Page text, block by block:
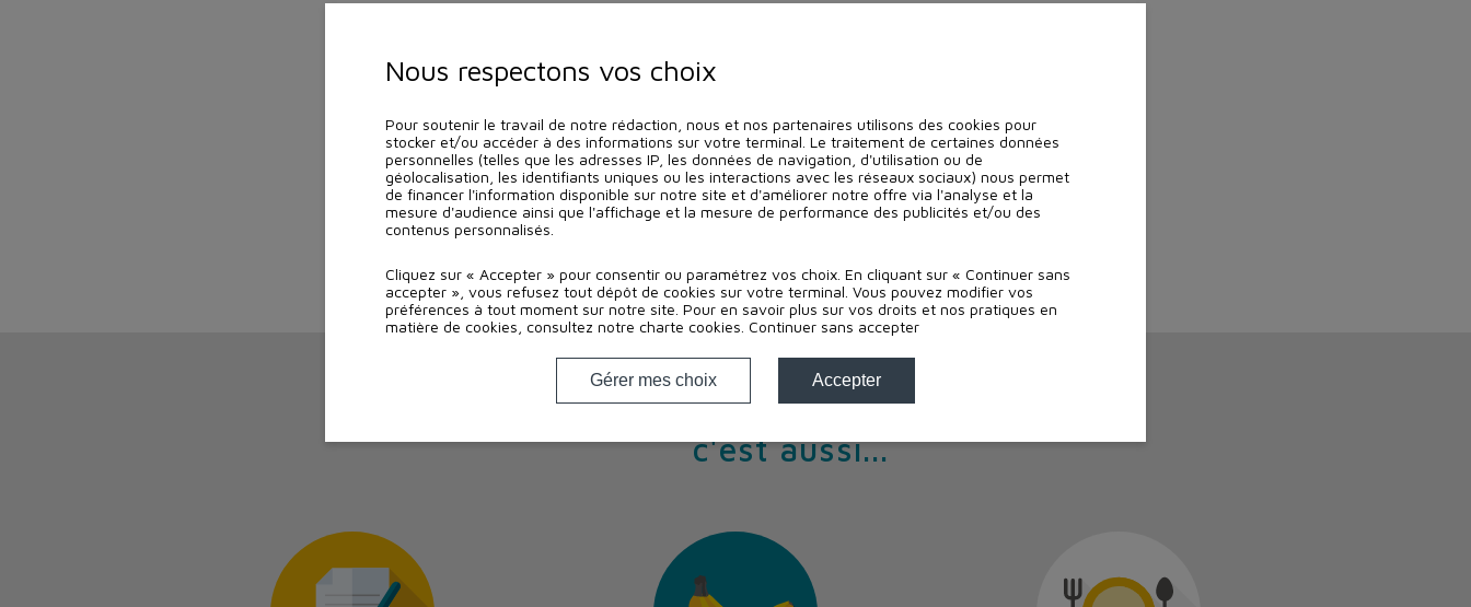
c'est aussi...
Nous respectons vos choix
Pour soutenir le travail de notre rédaction, nous et nos partenaires utilisons des cookies pour
stocker et/ou accéder à des informations sur votre terminal. Le traitement de certaines données
personnelles (telles que les adresses IP, les données de navigation, d'utilisation ou de
géolocalisation, les identifiants uniques ou les interactions avec les réseaux sociaux) nous permet
de financer l'information disponible sur notre site et d'améliorer notre offre via l'analyse et la
mesure d'audience ainsi que l'affichage et la mesure de performance des publicités et/ou des
contenus personnalisés.
Cliquez sur « Accepter » pour consentir ou paramétrez vos choix. En cliquant sur « Continuer sans
accepter », vous refusez tout dépôt de cookies sur votre terminal. Vous pouvez modifier vos
préférences à tout moment sur notre site. Pour en savoir plus sur vos droits et nos pratiques en
matière de cookies, consultez notre charte cookies Continuer sans accepter
Gérer mes choix Accepter